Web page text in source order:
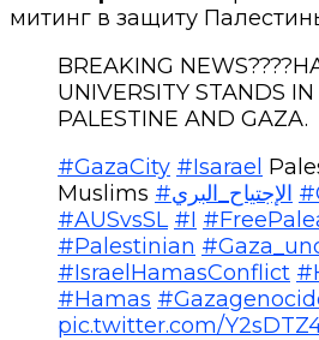
митинг в защиту
BREAKING
UNIVERSITY STANDS
PALESTINE AND GAZA.
#GazaCity #Isarael
Muslims
#الإجتياح_البري
#AUSvsSL #I
#Palestinian
#IsraelHamasConflict
#Hamas
pic.twitter.com/